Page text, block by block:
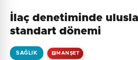
İlaç denetiminde
standart dönemi
SAĞLIK MANŞET